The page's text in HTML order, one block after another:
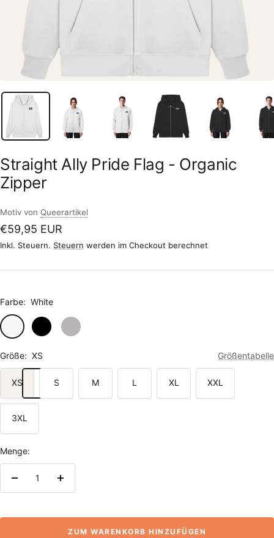
Straight Ally Pride Flag - Organic
Zipper
Motiv von Queerartikel
Angebotspreis
€59,95 EUR
Inkl. Steuern. Steuern werden im Checkout berechnet
Farbe: White
White
Black
Heather
Grey
Größe: XS Größentabelle
XS S M L XL XXL
3XL
Menge:
Menge
Menge
ZUM WARENKORB HINZUFÜGEN